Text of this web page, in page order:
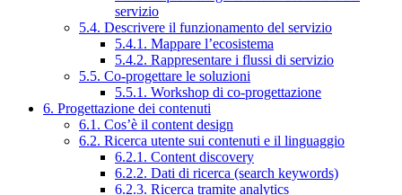
servizio
5.4. Descrivere il funzionamento del servizio
5.4.1. Mappare l’ecosistema
5.4.2. Rappresentare i flussi di servizio
5.5. Co-progettare le soluzioni
5.5.1. Workshop di co-progettazione
6. Progettazione dei contenuti
6.1. Cos’è il content design
6.2. Ricerca utente sui contenuti e il linguaggio
6.2.1. Content discovery
6.2.2. Dati di ricerca (search keywords)
6.2.3. Ricerca tramite analytics